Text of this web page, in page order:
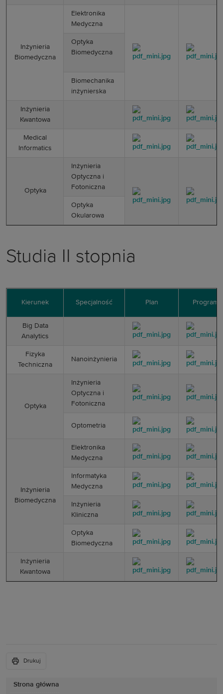
Strona główna
­Inżynieria
Biomedyczna­­
Elektronika
Medyczna
Optyka
Biomedyczna
Biomechanika
inżynierska
Inżynieria
Kwantowa
Medical
Informatics
Optyka
Inżynieria
Optyczna i
Fotoniczna
Optyka
Okularowa
Studia II stopnia ­
Kierunek Specjalność Plan ­­Program
Big Data
Analytics
­Fizyka
Techniczna
Nanoinżynieria
Optyka
Inżynieria
Optyczna i
Fotoniczna
­Optometria
­Inżynieria
Biomedyczna­
Elektronika
Medycz­na
Informatyka
Medyczna
Inżynieria
Kliniczna
Optyka
Biomedyczna
Inżynieria
Kwantowa
Drukuj